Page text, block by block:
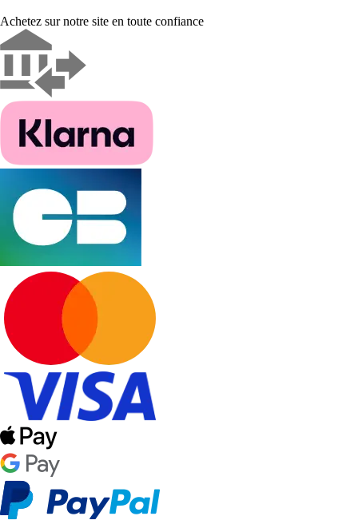
Achetez sur notre site en toute confiance